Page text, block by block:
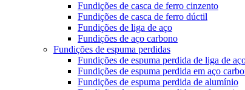
Fundições de casca de ferro cinzento
Fundições de casca de ferro dúctil
Fundições de liga de aço
Fundições de aço carbono
Fundições de espuma perdidas
Fundições de espuma perdida de liga de
Fundições de espuma perdida em aço
Fundições de espuma perdida de alumínio